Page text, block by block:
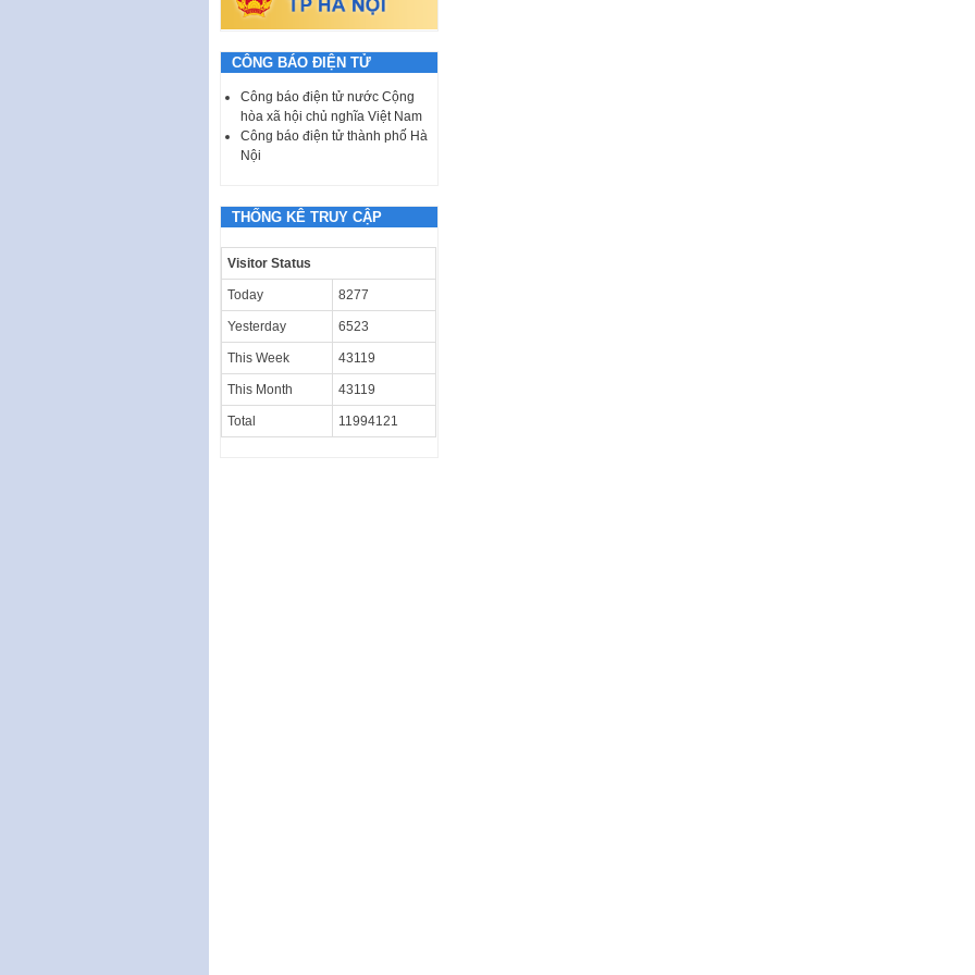
CÔNG BÁO ĐIỆN TỬ
Công báo điện tử nước Cộng
hòa xã hội chủ nghĩa Việt Nam
Công báo điện tử thành phố Hà
Nội
THỐNG KÊ TRUY CẬP
Visitor Status
Today 8277
Yesterday 6523
This Week 43119
This Month 43119
Total 11994121